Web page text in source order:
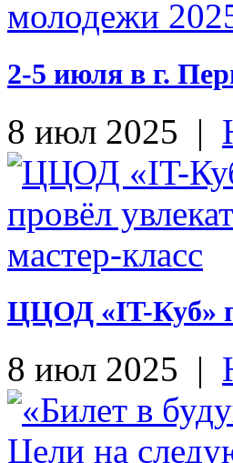
2-5 июля в г.
8 июл 2025 |
ЦЦОД «IT-Куб»
8 июл 2025 |